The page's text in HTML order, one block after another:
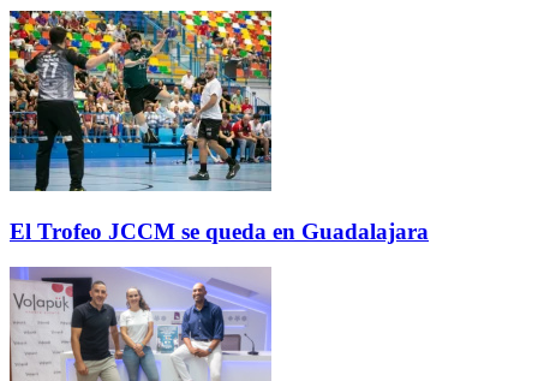
El Trofeo JCCM se queda en Guadalajara